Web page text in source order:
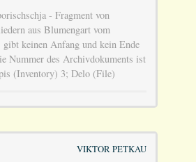
- Fragment von
aus Blumengart vom
gibt keinen Anfang und kein Ende
Nummer des Archivdokuments ist
(Inventory) 3; Delo (File)
VIKTOR PETKAU